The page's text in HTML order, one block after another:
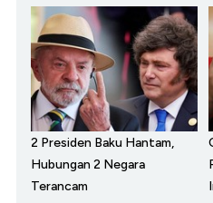
2 Presiden Baku Hantam,
Hubungan 2 Negara
Terancam